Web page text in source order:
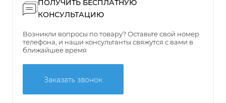
ПОЛУЧИТЬ БЕСПЛАТНУЮ
КОНСУЛЬТАЦИЮ
Возникли вопросы по товару? Оставьте свой номер
телефона, и наши консультанты свяжутся с вами в
ближайшее время
Заказать звонок